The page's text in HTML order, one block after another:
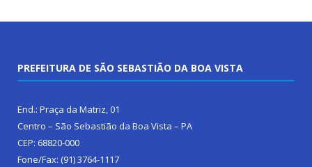
PREFEITURA DE SÃO SEBASTIÃO DA BOA VISTA
End.: Praça da Matriz, 01
Centro – São Sebastião da Boa Vista – PA
CEP: 68820-000
Fone/Fax: (91) 3764-1117